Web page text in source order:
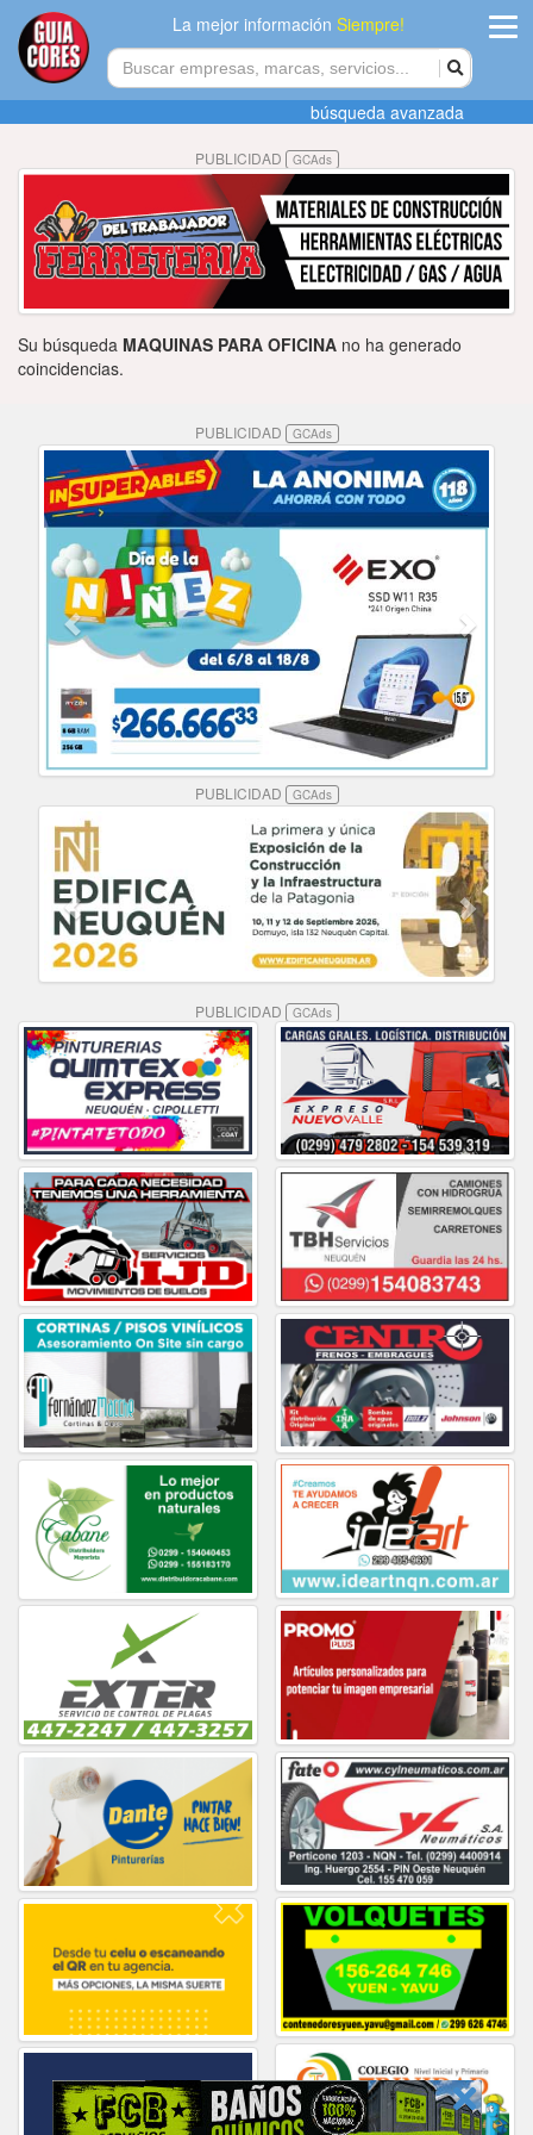
La mejor informaciónSiempre!
Agregar
empresa
Actualizar
datos
Publicidad
Contactenos
búsqueda avanzada
PUBLICIDAD GCAds
Su búsqueda MAQUINAS PARA OFICINA no ha generado
coincidencias.
PUBLICIDAD GCAds
PUBLICIDAD GCAds
PUBLICIDAD GCAds